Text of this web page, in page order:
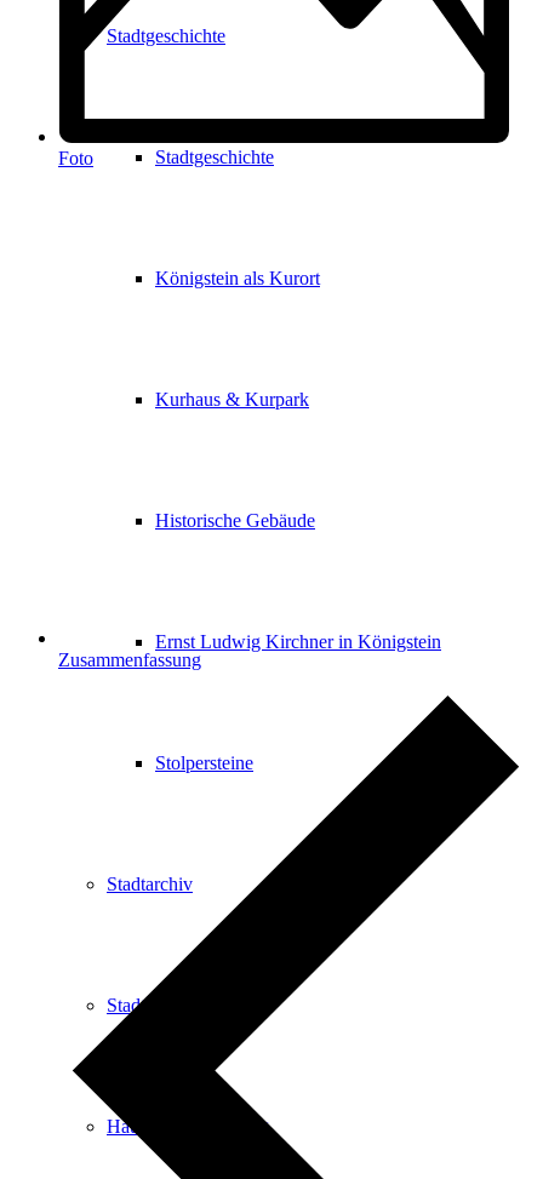
Stadtgeschichte
Stadtgeschichte
Königstein als Kurort
Kurhaus & Kurpark
Historische Gebäude
Ernst Ludwig Kirchner in Königstein
Stolpersteine
Stadtarchiv
Stadtbibliothek
Haus der Begegnung
Foto
Zusammenfassung